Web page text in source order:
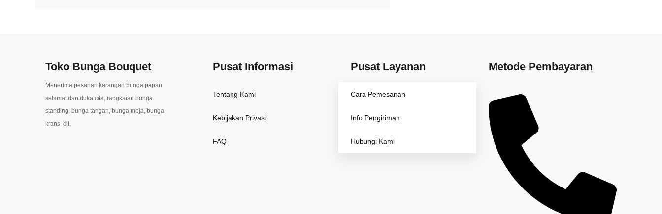
Toko Bunga Bouquet
Menerima pesanan karangan bunga papan
selamat dan duka cita, rangkaian bunga
standing, bunga tangan, bunga meja, bunga
krans, dll.
Pusat Informasi
Tentang Kami
Kebijakan Privasi
FAQ
Pusat Layanan
Cara Pemesanan
Info Pengiriman
Hubungi Kami
Metode Pembayaran